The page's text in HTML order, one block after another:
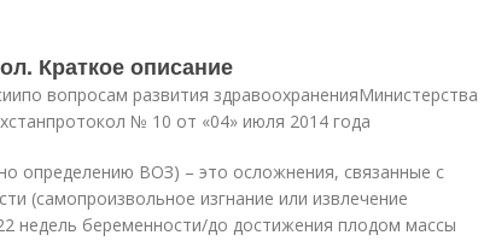
Краткое описание
вопросам развития здравоохраненияМинистерства
№ 10 от «04» июля 2014 года
определению ВОЗ) – это осложнения, связанные с
(самопроизвольное изгнание или извлечение
недель беременности/до достижения плодом массы